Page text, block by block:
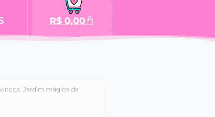
R$ 0,00
Jardim mágico da